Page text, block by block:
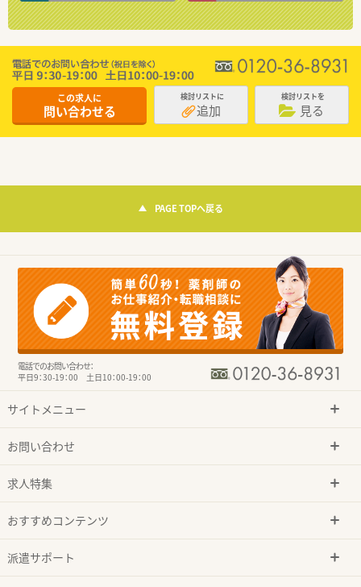
この求人に
問い合わせる
検討リストに
追加
検討リストを
見る
PAGE TOPへ戻る
電話でのお問い合わせ：
平日9：30-19：00 土日10：00-19：00
サイトメニュー
お問い合わせ
求人特集
おすすめコンテンツ
派遣サポート